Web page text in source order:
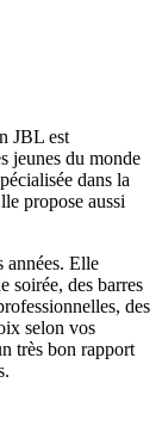
JBL est
jeunes du monde
dans la
propose aussi
années. Elle
soirée, des barres
des
selon vos
très bon rapport